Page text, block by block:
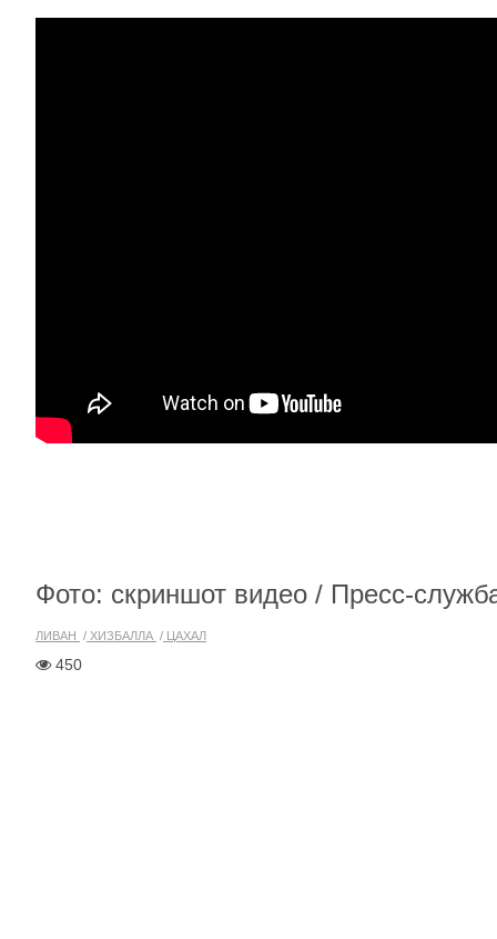
Фото: скриншот видео / Пресс-
ЛИВАН ХИЗБАЛЛА ЦАХАЛ
450